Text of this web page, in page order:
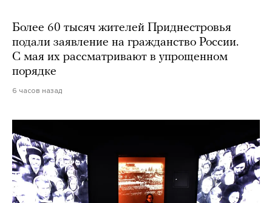
Более 60 тысяч жителей Приднестровья
подали заявление на гражданство России.
С мая их рассматривают в упрощенном
порядке
6 часов назад